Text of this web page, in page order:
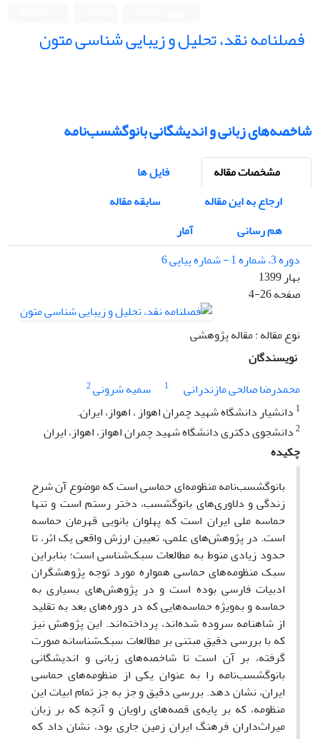
فصلنامه نقد، تحلیل و زیبایی شناسی متون
شاخصه‌های زبانی و اندیشگانی بانوگشسب‌نامه
مشخصات مقاله
فایل ها
ارجاع به این مقاله
سابقه مقاله
هم رسانی
آمار
دوره 3، شماره 1 - شماره پیاپی 6
بهار 1399
صفحه4-26
نوع مقاله : مقاله پژوهشی
نویسندگان
محمدرضا صالحی مازندرانی
1 سمیه شرونی2
1 دانشیار دانشگاه شهید چمران اهواز ، اهواز، ایران.
2دانشجوی دکتری دانشگاه شهید چمران اهواز، اهواز، ایران
چکیده
بانوگشسب‌نامه منظومه‌ای حماسی است که موضوع آن شرح
زندگی و دلاوری‌های بانوگشسب، دختر رستم است و تنها
حماسه ملی ایران است که پهلوان بانویی قهرمان حماسه
است. در پژوهش‌های علمی، تعیین ارزش واقعی یک اثر، تا
حدود زیادی منوط به مطالعات سبک‌شناسی است؛ بنابراین
سبک منظومه‌های حماسی همواره مورد توجه پژوهشگران
ادبیات فارسی بوده است و در پژوهش‌های بسیاری به
حماسه و به‌ویژه‌ حماسه‌هایی که در دوره‌های بعد به تقلید
از شاهنامه سروده شده‌اند، پرداخته‌اند. این پژوهش نیز
که با بررسی دقیقِ مبتنی بر مطالعات سبک‌شناسانه صورت
گرفته، بر آن است تا شاخصه‌های زبانی و اندیشگانی
بانوگشسب‌نامه را به عنوان یکی از منظومه‌های حماسی
ایران، نشان دهد. بررسی دقیق و جز به جز تمام ابیات این
منظومه، که بر پایه‌ی قصه‌های راویان و آنچه که بر زبان
میراث‌داران فرهنگ ایران زمین جاری بود، نشان داد که